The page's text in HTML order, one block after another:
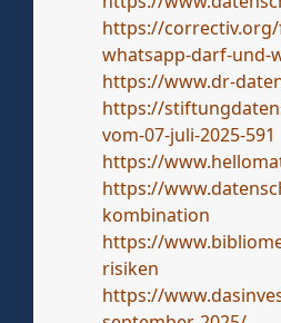
https://
whatsapp-darf-und-
https://www.dr-
https://
vom-07-juli-2025-591
https://
https://
kombination
https://
risiken
https://